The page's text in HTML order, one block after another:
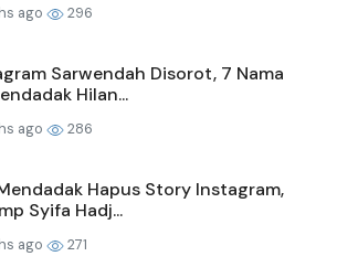
ago 296
Sarwendah Disorot, 7 Nama
Hilan...
ago 286
Hapus Story Instagram,
Syifa Hadj...
ago 271